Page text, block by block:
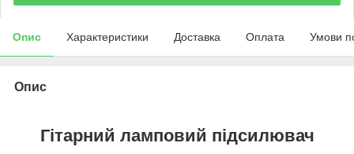
Опис Характеристики Доставка Оплата Умови
Опис
Гітарний ламповий підсилювач